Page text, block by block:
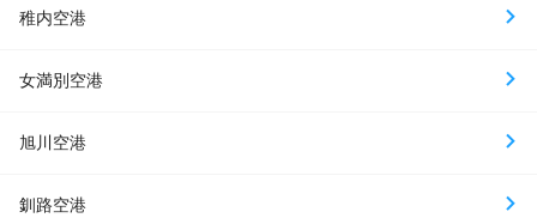
稚内空港
女満別空港
旭川空港
釧路空港